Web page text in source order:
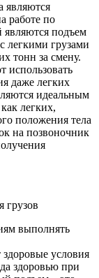
являются
работе по
подъем
легкими грузами
тонн за смену.
использовать
даже легких
идеальным
легких,
положения тела
на позвоночник
грузов
выполнять
условия
здоровью при